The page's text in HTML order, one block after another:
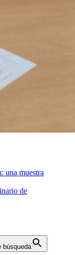
una muestra
de
búsqueda